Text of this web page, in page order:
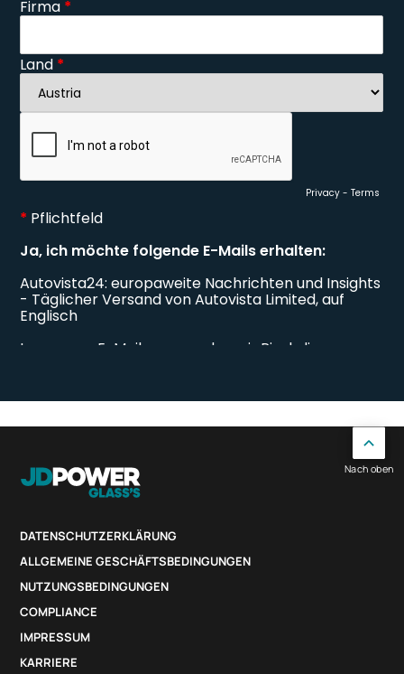
DATENSCHUTZERKLÄRUNG
ALLGEMEINE GESCHÄFTSBEDINGUNGEN
NUTZUNGSBEDINGUNGEN
COMPLIANCE
IMPRESSUM
KARRIERE
Nach oben